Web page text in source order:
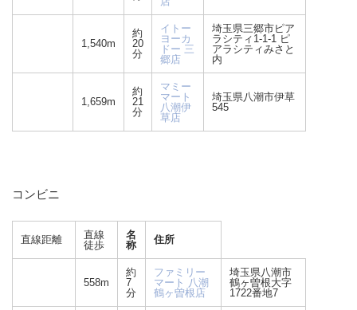
1,540m
約
20
分
イトー
ヨーカ
ドー 三
郷店
埼玉県三郷市ピア
ラシティ1-1-1 ピ
アラシティみさと
内
1,659m
約
21
分
マミー
マート
八潮伊
草店
埼玉県八潮市伊草
545
コンビニ
直線距離
直線
徒歩
名
称
住所
558m
約
7
分
ファミリー
マート 八潮
鶴ヶ曽根店
埼玉県八潮市
鶴ヶ曽根大字
1722番地7